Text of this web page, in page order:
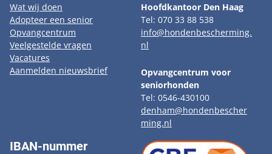
Wat wij doen
Adopteer een senior
Opvangcentrum
Veelgestelde vragen
Vacatures
Aanmelden nieuwsbrief
Hoofdkantoor Den Haag
Tel: 070 33 88 538
info@hondenbescherming.
nl
Opvangcentrum voor
seniorhonden
Tel: 0546-430100
denham@hondenbescher
ming.nl
IBAN-nummer